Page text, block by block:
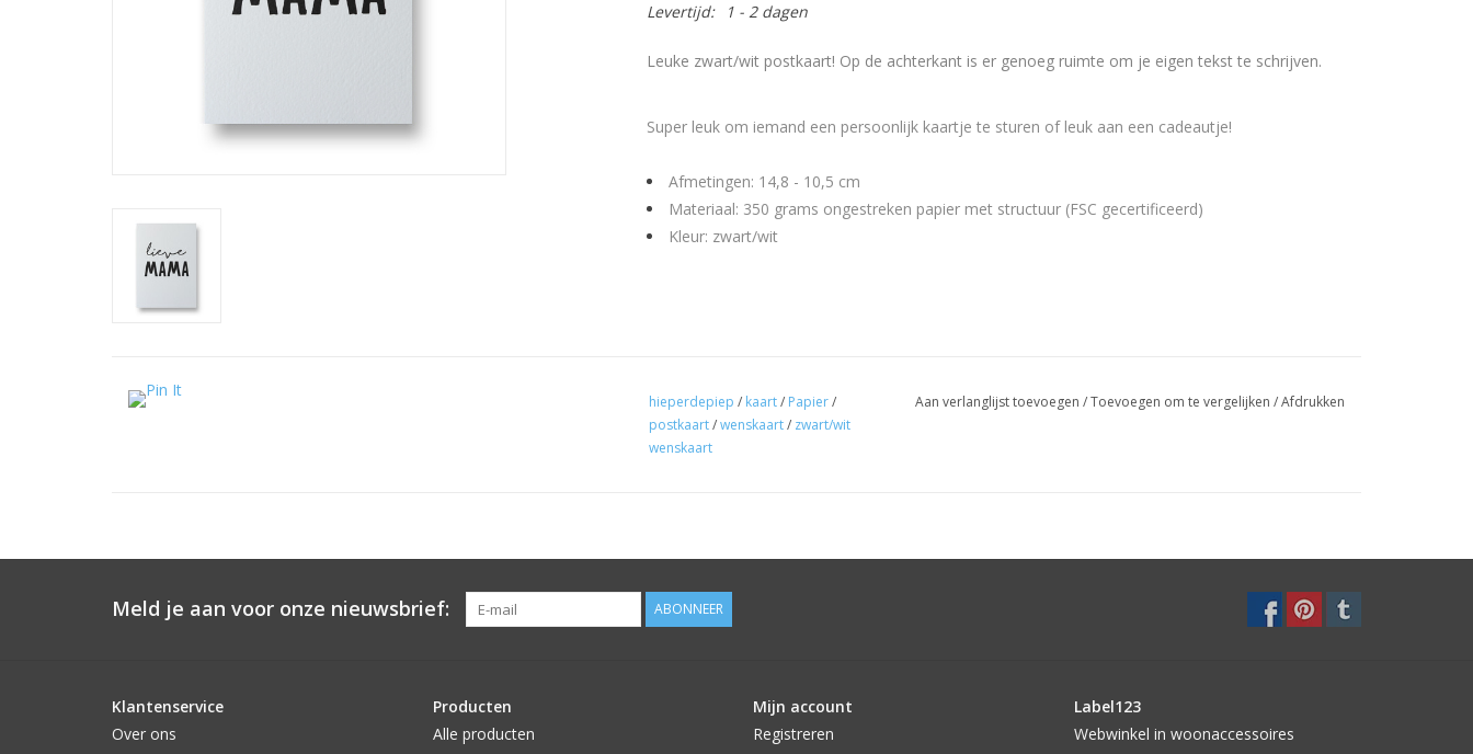
Levertijd:
1 - 2 dagen
Leuke zwart/wit postkaart! Op de achterkant is er genoeg ruimte om je eigen tekst te schrijven.
Super leuk om iemand een persoonlijk kaartje te sturen of leuk aan een cadeautje!
Afmetingen: 14,8 - 10,5 cm
Materiaal: 350 grams ongestreken papier met structuur (FSC gecertificeerd)
Kleur: zwart/wit
hieperdepiep / kaart/ Papier/
postkaart/wenskaart/ zwart/wit
wenskaart
Aan verlanglijst toevoegen /Toevoegen om te vergelijken /Afdrukken
Meld je aan voor onze nieuwsbrief: ABONNEER
Klantenservice
Over ons
Producten
Alle producten
Mijn account
Registreren
Label123
Webwinkel in woonaccessoires